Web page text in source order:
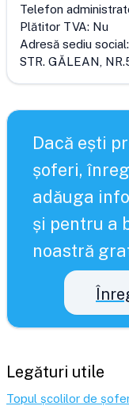
Telefon
Plătitor TVA: Nu
Adresă sediu social:
STR. GĂLEAN,
Dacă ești
șoferi,
adăuga
și pentru a
noastră
Legături utile
Topul școlilor de